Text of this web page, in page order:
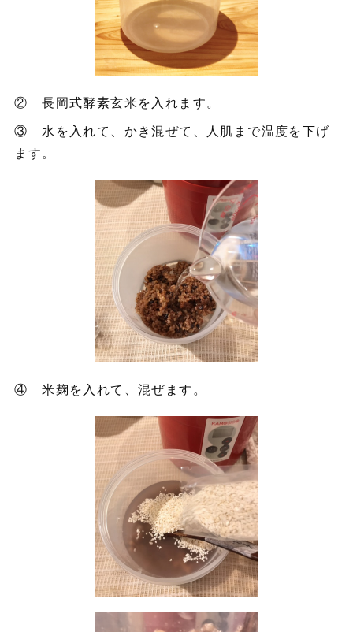
② 長岡式酵素玄米を入れます。
③ 水を入れて、かき混ぜて、人肌まで温度を下げ
ます。
④ 米麹を入れて、混ぜます。